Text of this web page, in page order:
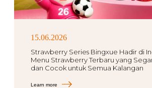
15.06.2026
Strawberry Series Bingxue Hadir di
Menu Strawberry Terbaru yang
dan Cocok untuk Semua Kalangan
Learn more